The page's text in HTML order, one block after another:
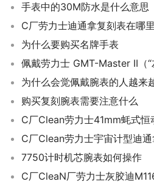
手表中的30M防水是什么意思
C厂劳力士迪通拿复刻表在哪
为什么要购买名牌手表
为什么会觉佩戴腕表的人越来
购买复刻腕表需要注意什么
7750计时机芯腕表如何操作